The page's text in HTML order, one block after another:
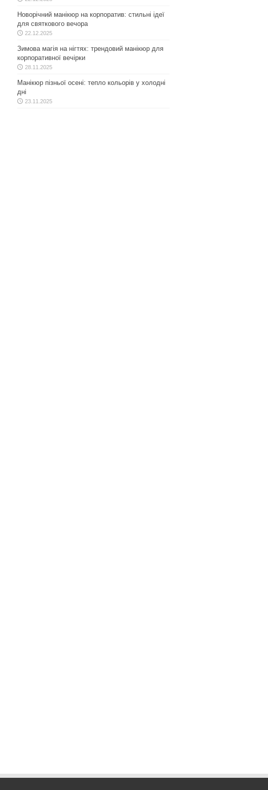
Новорічний манікюр на корпоратив: стильні ідеї
для святкового вечора
22.12.2025
Зимова магія на нігтях: трендовий манікюр для
корпоративної вечірки
28.11.2025
Манікюр пізньої осені: тепло кольорів у холодні
дні
23.11.2025